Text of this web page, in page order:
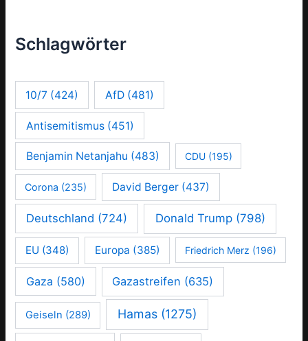
Schlagwörter
10/7 (424) AfD(481)
Antisemitismus(451)
Benjamin Netanjahu (483) CDU(195)
Corona (235) David Berger (437)
Deutschland (724) Donald Trump(798)
EU (348) Europa (385) Friedrich Merz (196)
Gaza (580) Gazastreifen (635)
Geiseln (289) Hamas (1275)